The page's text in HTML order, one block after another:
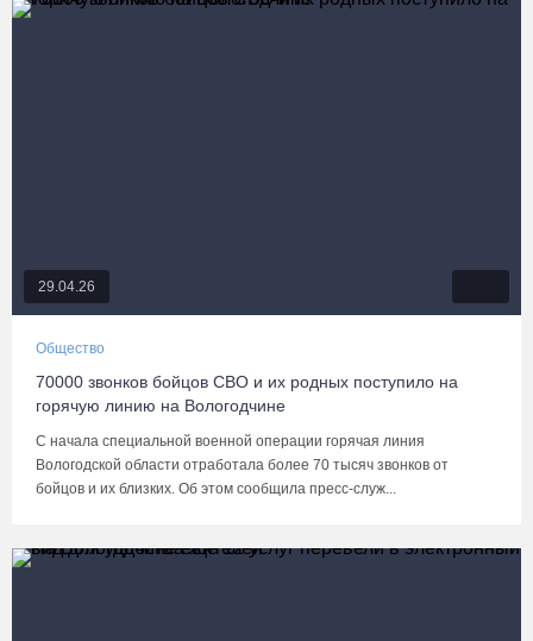
29.04.26
Общество
70000 звонков бойцов СВО и их родных поступило на
горячую линию на Вологодчине
С начала специальной военной операции горячая линия
Вологодской области отработала более 70 тысяч звонков от
бойцов и их близких. Об этом сообщила пресс-служ...